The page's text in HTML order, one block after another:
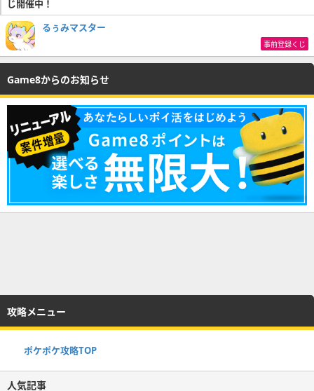
じ開催中！
るぅみマスター
事前登録くじ
Game8からのお知らせ
攻略メニュー
ポケポケ攻略TOP
人気記事